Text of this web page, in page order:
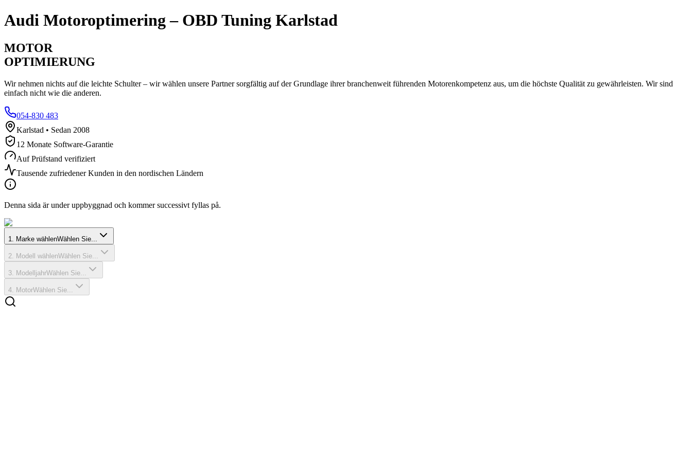
Audi Motoroptimering – OBD Tuning Karlstad
MOTOR
OPTIMIERUNG
Wir nehmen nichts auf die leichte Schulter – wir wählen unsere Partner sorgfältig auf der Grundlage ihrer branchenweit führenden Motorenkompetenz aus, um die höchste Qualität zu gewährleisten. Wir sind
einfach nicht wie die anderen.
054-830 483
Karlstad • Sedan 2008
12 Monate Software-Garantie
Auf Prüfstand verifiziert
Tausende zufriedener Kunden in den nordischen Ländern
Denna sida är under uppbyggnad och kommer successivt fyllas på.
1 Marke wählenWählen Sie...
2 Modell wählenWählen Sie...
3 ModelljahrWählen Sie...
4 MotorWählen Sie...